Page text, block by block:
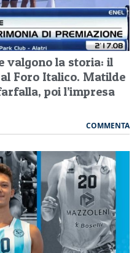
valgono la storia: il
Foro Italico. Matilde
poi l’impresa
COMMENTA